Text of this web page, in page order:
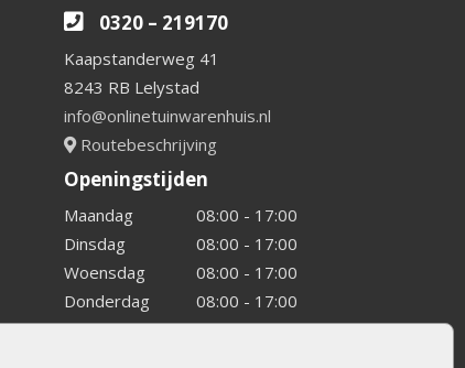
0320 – 219170
Kaapstanderweg 41
8243 RB Lelystad
info@onlinetuinwarenhuis.nl
Routebeschrijving
Openingstijden
Maandag
08:00 - 17:00
Dinsdag
08:00 - 17:00
Woensdag
08:00 - 17:00
Donderdag
08:00 - 17:00
Vrijdag
08:00 - 17:00